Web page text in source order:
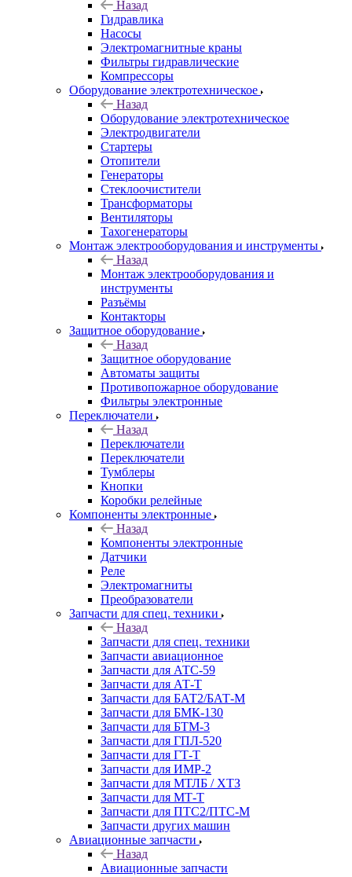
Назад
Гидравлика
Насосы
Электромагнитные краны
Фильтры гидравлические
Компрессоры
Оборудование электротехническое
Назад
Оборудование электротехническое
Электродвигатели
Стартеры
Отопители
Генераторы
Стеклоочистители
Трансформаторы
Вентиляторы
Тахогенераторы
Монтаж электрооборудования и инструменты
Назад
Монтаж электрооборудования и
инструменты
Разъёмы
Контакторы
Защитное оборудование
Назад
Защитное оборудование
Автоматы защиты
Противопожарное оборудование
Фильтры электронные
Переключатели
Назад
Переключатели
Переключатели
Тумблеры
Кнопки
Коробки релейные
Компоненты электронные
Назад
Компоненты электронные
Датчики
Реле
Электромагниты
Преобразователи
Запчасти для спец. техники
Назад
Запчасти для спец. техники
Запчасти авиационное
Запчасти для АТС-59
Запчасти для АТ-Т
Запчасти для БАТ2/БАТ-М
Запчасти для БМК-130
Запчасти для БТМ-3
Запчасти для ГПЛ-520
Запчасти для ГТ-Т
Запчасти для ИМР-2
Запчасти для МТЛБ / ХТЗ
Запчасти для МТ-Т
Запчасти для ПТС2/ПТС-М
Запчасти других машин
Авиационные запчасти
Назад
Авиационные запчасти